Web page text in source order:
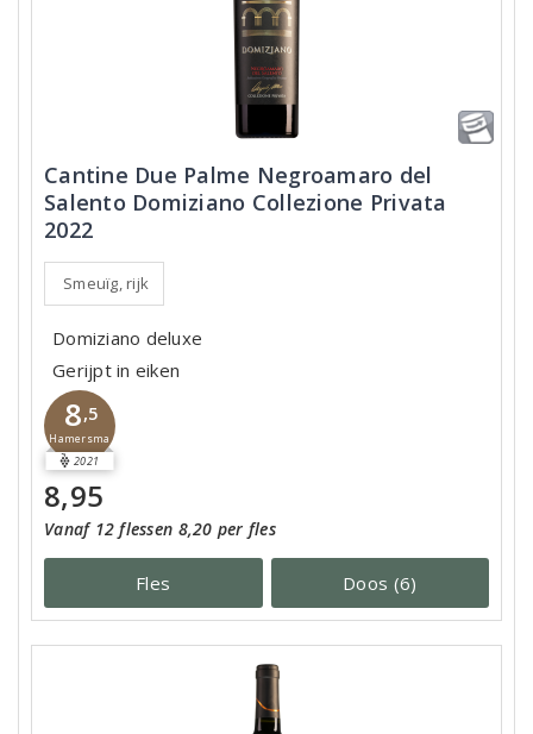
Cantine Due Palme Negroamaro del
Salento Domiziano Collezione Privata
2022
Smeuïg, rijk
Domiziano deluxe
Gerijpt in eiken
8,5
Hamersma
2021
8,95
Vanaf 12 flessen 8,20 per fles
Fles Doos (6)